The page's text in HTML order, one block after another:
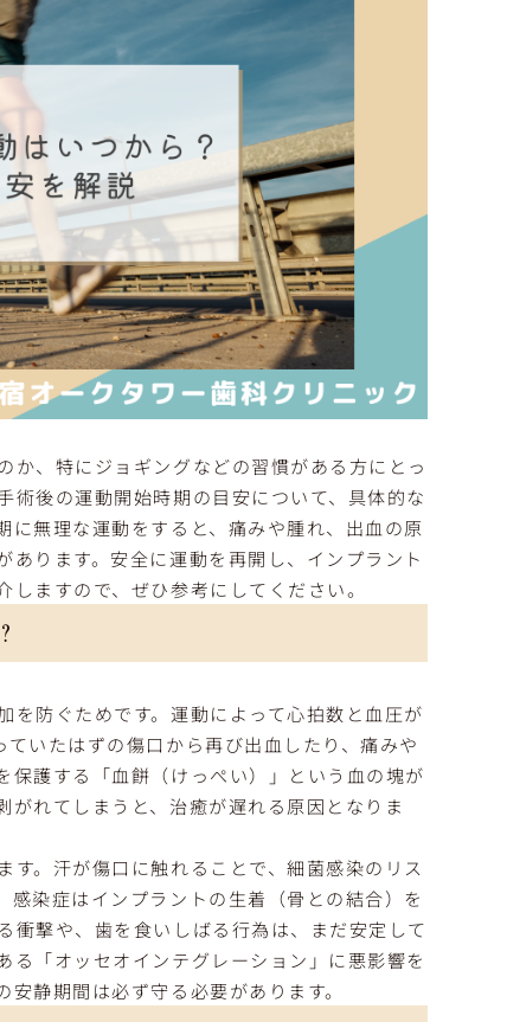
か、特にジョギングなどの習慣がある方にとっ
術後の運動開始時期の目安について、具体的な
無理な運動をすると、痛みや腫れ、出血の原
ります。安全に運動を再開し、インプラント
ますので、ぜひ参考にしてください。
防ぐためです。運動によって心拍数と血圧が
いたはずの傷口から再び出血したり、痛みや
保護する「血餅（けっぺい）」という血の塊が
れてしまうと、治癒が遅れる原因となりま
。汗が傷口に触れることで、細菌感染のリス
染症はインプラントの生着（骨との結合）を
衝撃や、歯を食いしばる行為は、まだ安定して
「オッセオインテグレーション」に悪影響を
静期間は必ず守る必要があります。